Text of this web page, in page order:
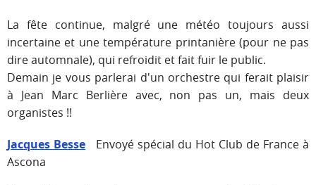
La fête continue, malgré une météo toujours aussi
incertaine et une température printanière (pour ne pas
dire automnale), qui refroidit et fait fuir le public.
Demain je vous parlerai d'un orchestre qui ferait plaisir
à Jean Marc Berlière avec, non pas un, mais deux
organistes !!
Jacques Besse Envoyé spécial du Hot Club de France à
Ascona